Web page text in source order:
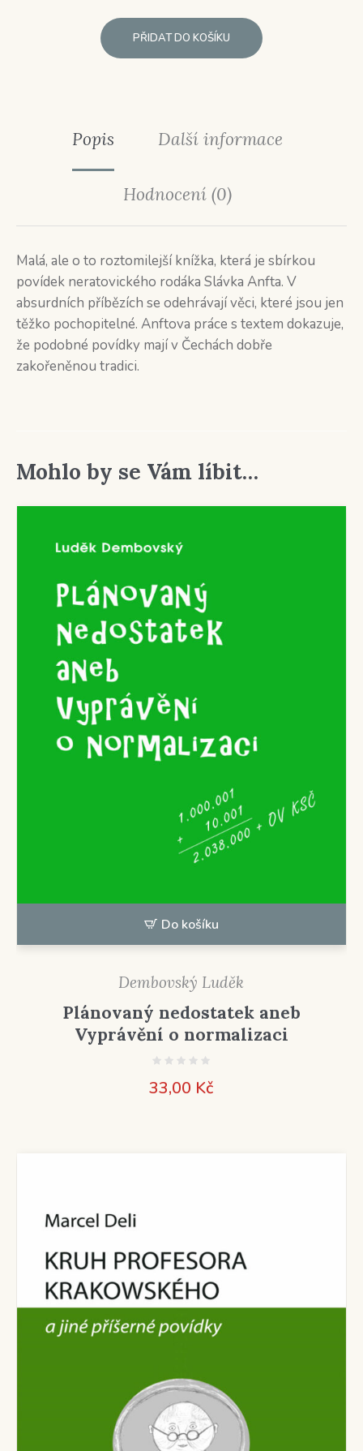
PŘIDAT DO KOŠÍKU
Popis Další informace
Hodnocení (0)
Malá, ale o to roztomilejší knížka, která je sbírkou
povídek neratovického rodáka Slávka Anfta. V
absurdních příbězích se odehrávají věci, které jsou jen
těžko pochopitelné. Anftova práce s textem dokazuje,
že podobné povídky mají v Čechách dobře
zakořeněnou tradici.
Mohlo by se Vám líbit…
Do košíku
Dembovský Luděk
Plánovaný nedostatek aneb
Vyprávění o normalizaci
33,00 Kč